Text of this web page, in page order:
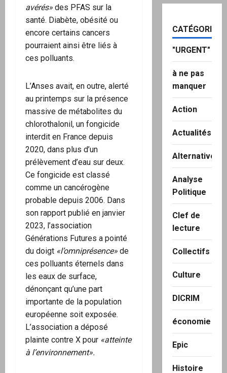
avérés» des PFAS sur la
santé. Diabète, obésité ou
encore certains cancers
pourraient ainsi être liés à
ces polluants.
L’Anses avait, en outre, alerté
au printemps sur la présence
massive de métabolites du
chlorothalonil, un fongicide
interdit en France depuis
2020, dans plus d’un
prélèvement d’eau sur deux.
Ce fongicide est classé
comme un cancérogène
probable depuis 2006. Dans
son rapport publié en janvier
2023, l’association
Générations Futures a pointé
du doigt «l’omniprésence» de
ces polluants éternels dans
les eaux de surface,
dénonçant qu’une part
importante de la population
européenne soit exposée.
L’association a déposé
plainte contre X pour «atteinte
à l’environnement».
CATÉGORIES
"URGENT"
à ne pas
manquer
Action
Actualités
Alternatives
Analyse
Politique
Clef de
lecture
Collectifs
Culture
DICRIM
économie
Epic
Histoire